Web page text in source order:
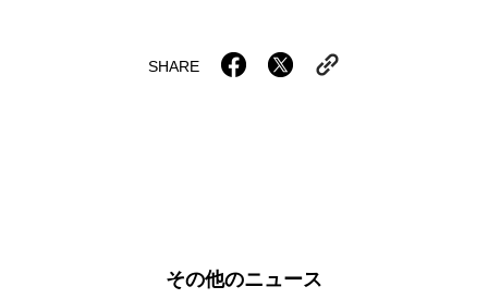
SHARE
その他のニュース